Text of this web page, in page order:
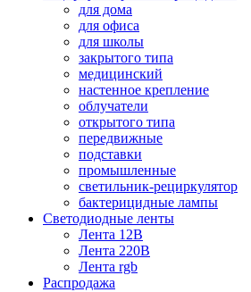
для дома
для офиса
для школы
закрытого типа
медицинский
настенное крепление
облучатели
открытого типа
передвижные
подставки
промышленные
светильник-рециркулятор
бактерицидные лампы
Светодиодные ленты
Лента 12В
Лента 220В
Лента rgb
Распродажа